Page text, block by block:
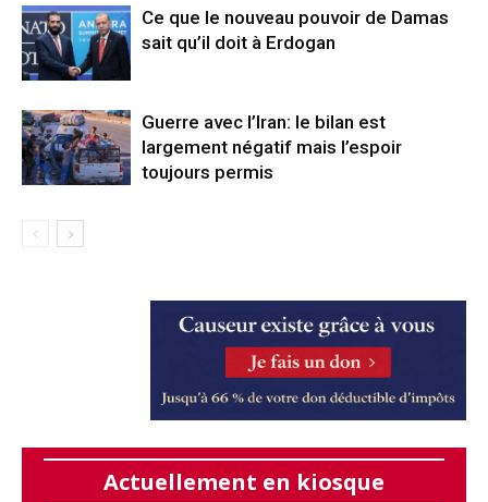
Ce que le nouveau pouvoir de Damas
sait qu’il doit à Erdogan
Guerre avec l’Iran: le bilan est
largement négatif mais l’espoir
toujours permis
Actuellement en kiosque